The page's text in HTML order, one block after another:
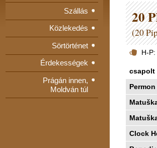
Szállás
Közlekedés
Sörtörténet
Érdekességek
Prágán innen,
Moldván túl
20
(20
H-
csapolt
Permon
Clock